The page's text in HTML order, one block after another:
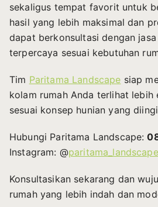
sekaligus tempat favorit untuk
hasil yang lebih maksimal dan
dapat berkonsultasi dengan
terpercaya sesuai kebutuhan
Tim Paritama Landscape siap
kolam rumah Anda terlihat lebih
sesuai konsep hunian yang
Hubungi Paritama Landscape:
Instagram: @paritama_landscape
Konsultasikan sekarang dan
rumah yang lebih indah dan